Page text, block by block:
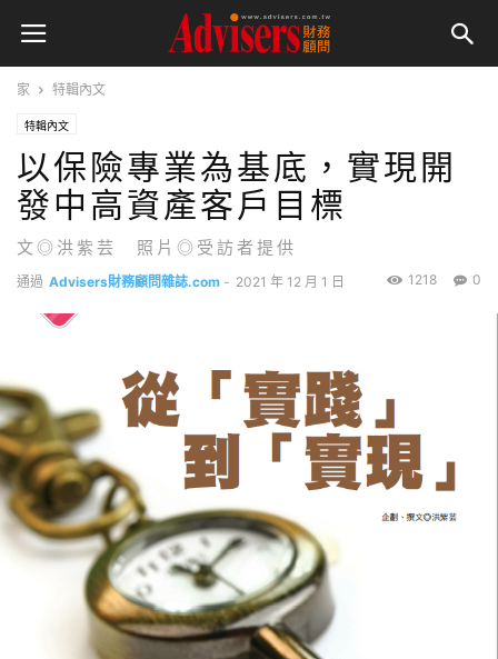
家 特輯內文
特輯內文
以保險專業為基底，實現開
發中高資產客戶目標
文◎洪紫芸 照片◎受訪者提供
通過 Advisers財務顧問雜誌.com - 2021 年 12 月 1 日 0
1218